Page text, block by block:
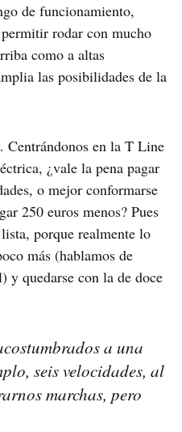
de funcionamiento,
rodar con mucho
como a altas
las posibilidades de la
en la T Line
¿vale la pena pagar
o mejor conformarse
250 euros menos? Pues
porque realmente lo
más (hablamos de
y quedarse con la de doce
a una
seis velocidades, al
marchas, pero